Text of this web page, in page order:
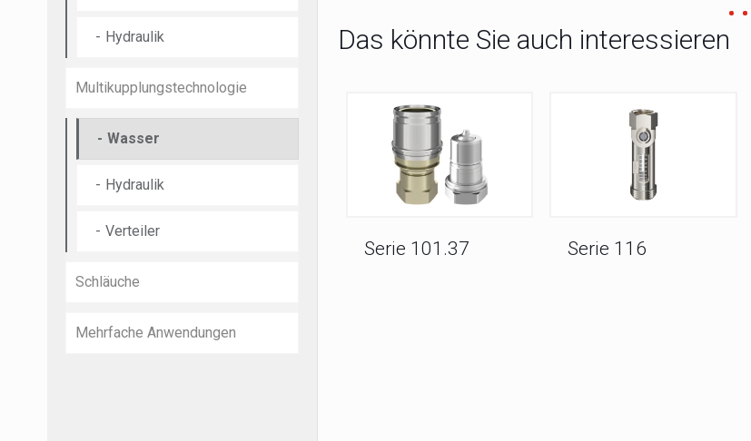
Das könnte Sie auch interessieren
Serie 101.37 Serie 116
Hydraulik
Multikupplungstechnologie
Wasser
Hydraulik
Verteiler
Schläuche
Mehrfache Anwendungen